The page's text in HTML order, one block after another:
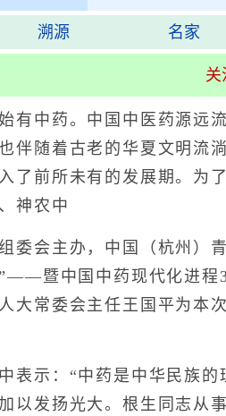
溯源 名家
关
中药。中国中医药源远流
伴随着古老的华夏文明流
了前所未有的发展期。为
神农中
会主办，中国（杭州）青
暨中国中药现代化进程
大常委会主任王国平为本
示：“中药是中华民族的
以发扬光大。根生同志从